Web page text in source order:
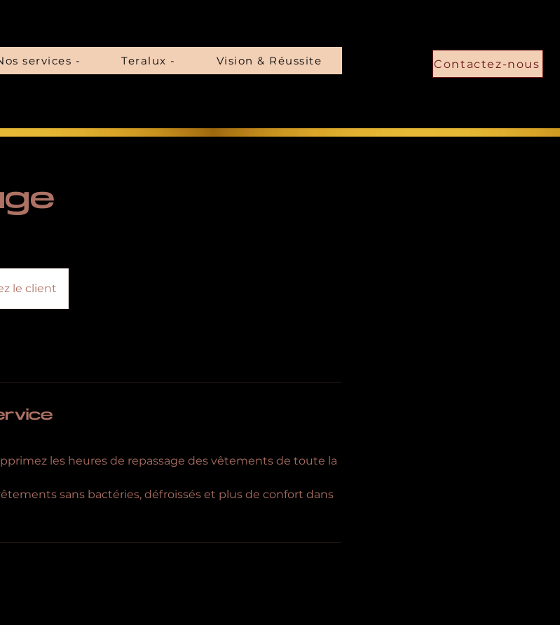
services - Teralux - Vision & Réussite Contactez-nous
le client
les heures de repassage des vêtements de toute la
sans bactéries, défroissés et plus de confort dans